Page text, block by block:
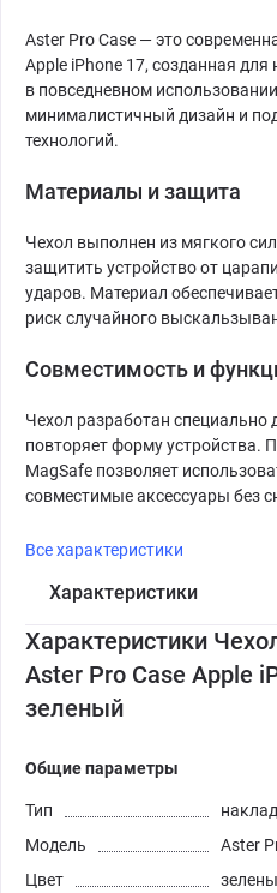
Aster Pro Case — это
Apple iPhone 17, созданная
в повседневном
минималистичный дизайн и
технологий.
Материалы и защита
Чехол выполнен из мягкого
защитить устройство от
ударов. Материал
риск случайного
Совместимость и
Чехол разработан специально
повторяет форму устройства.
MagSafe позволяет
совместимые аксессуары без
Все характеристики
Характеристики
Характеристики
Aster Pro Case Apple
зеленый
Общие параметры
Тип
Модель
Aster
Цвет